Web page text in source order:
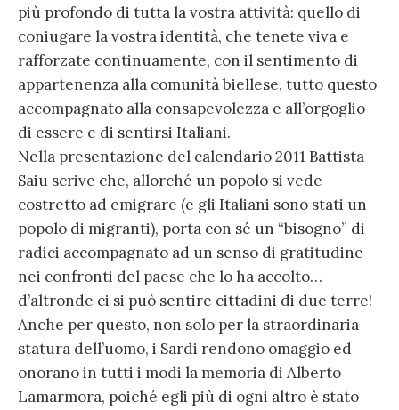
più profondo di tutta la vostra attività: quello di
coniugare la vostra identità, che tenete viva e
rafforzate continuamente, con il sentimento di
appartenenza alla comunità biellese, tutto questo
accompagnato alla consapevolezza e all’orgoglio
di essere e di sentirsi Italiani.
Nella presentazione del calendario 2011 Battista
Saiu scrive che, allorché un popolo si vede
costretto ad emigrare (e gli Italiani sono stati un
popolo di migranti), porta con sé un “bisogno” di
radici accompagnato ad un senso di gratitudine
nei confronti del paese che lo ha accolto…
d’altronde ci si può sentire cittadini di due terre!
Anche per questo, non solo per la straordinaria
statura dell’uomo, i Sardi rendono omaggio ed
onorano in tutti i modi la memoria di Alberto
Lamarmora, poiché egli più di ogni altro è stato